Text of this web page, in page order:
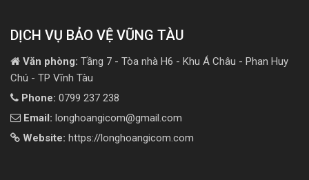
DỊCH VỤ BẢO VỆ VŨNG TÀU
Văn phòng: Tầng 7 - Tòa nhà H6 - Khu Á Châu - Phan Huy
Chú - TP Vĩnh Tàu
Phone: 0799 237 238
Email: longhoangicom@gmail.com
Website: https://longhoangicom.com